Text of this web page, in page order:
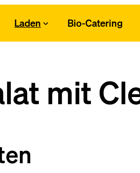
Laden Bio-Catering
mit